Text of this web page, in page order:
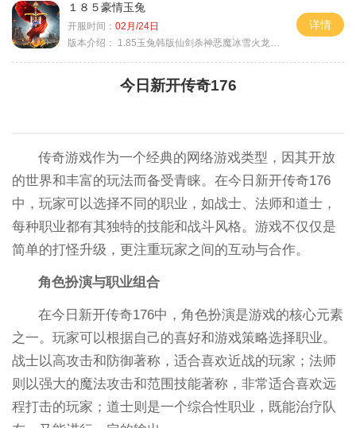
１８５豪情玉兔
开服时间： 02月/24日
版本介绍：
1.85玉兔韩版仙剑杀神恶魔冰雪火龙神器专属
详情
今日新开传奇176
传奇游戏作为一个经典的网络游戏类型，因其开放
的世界和丰富的玩法而备受青睐。在今日新开传奇176
中，玩家可以选择不同的职业，如战士、法师和道士，
每种职业都有其独特的技能和战斗风格。游戏不仅仅是
简单的打怪升级，更注重玩家之间的互动与合作。
角色扮演与职业组合
在今日新开传奇176中，角色扮演是游戏的核心元素
之一。玩家可以根据自己的喜好和游戏策略选择职业。
战士以高攻击和防御著称，适合喜欢近战的玩家；法师
则以强大的魔法攻击和范围技能著称，非常适合喜欢远
程打击的玩家；道士则是一个综合性职业，既能治疗队